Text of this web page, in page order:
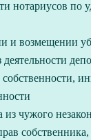
нотариусов по
и возмещении
чужого